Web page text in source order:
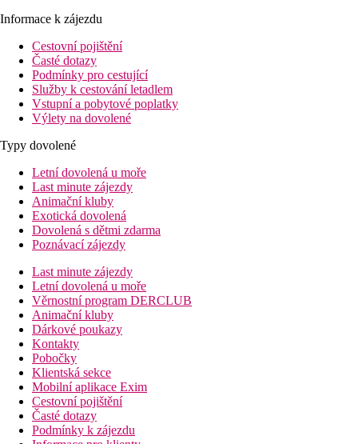
Informace k zájezdu
Cestovní pojištění
Časté dotazy
Podmínky pro cestující
Služby k cestování letadlem
Vstupní a pobytové poplatky
Výlety na dovolené
Typy dovolené
Letní dovolená u moře
Last minute zájezdy
Animační kluby
Exotická dovolená
Dovolená s dětmi zdarma
Poznávací zájezdy
Last minute zájezdy
Letní dovolená u moře
Věrnostní program DERCLUB
Animační kluby
Dárkové poukazy
Kontakty
Pobočky
Klientská sekce
Mobilní aplikace Exim
Cestovní pojištění
Časté dotazy
Podmínky k zájezdu